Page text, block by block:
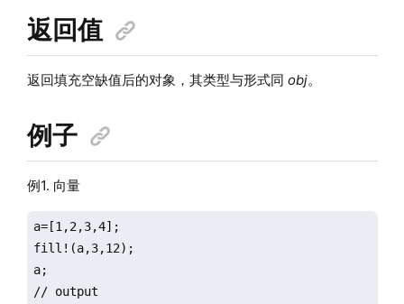
返回值
返回填充空缺值后的对象，其类型与形式同 obj。
例子
例1. 向量
a=[1,2,3,4];
fill!(a,3,12);
a;
// output